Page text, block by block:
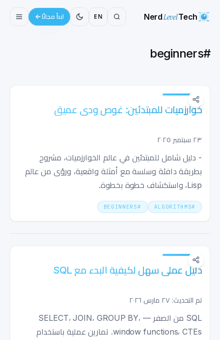
NerdLevelTech
EN ابدأ مجانًا
#
beginners
خوارزميات للمبتدئين: غوص ودي عميق
٢٣ سبتمبر ٢٠٢٥
- دليل شامل للمبتدئين في عالم الخوارزميات، مشروح
بطريقة دافئة وسلسة مع أمثلة واقعية، ورؤى من عالم
Lisp، واستكشاف خطوة بخطوة.
#
ALGORITHMS
#
BEGINNERS
دليل عملي سهل لكيفية البدء مع SQL
تم التحديث: ٢٧ مارس ٢٠٢٦
SQL من الصفر — SELECT، JOIN، GROUP BY،
window functions، CTEs. تمارين عملية باستخدام